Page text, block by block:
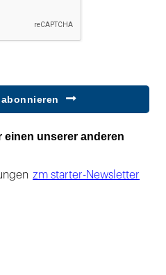
unserer anderen
zm starter-Newsletter